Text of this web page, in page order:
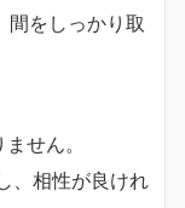
間をしっかり取
せん。
、相性が良けれ